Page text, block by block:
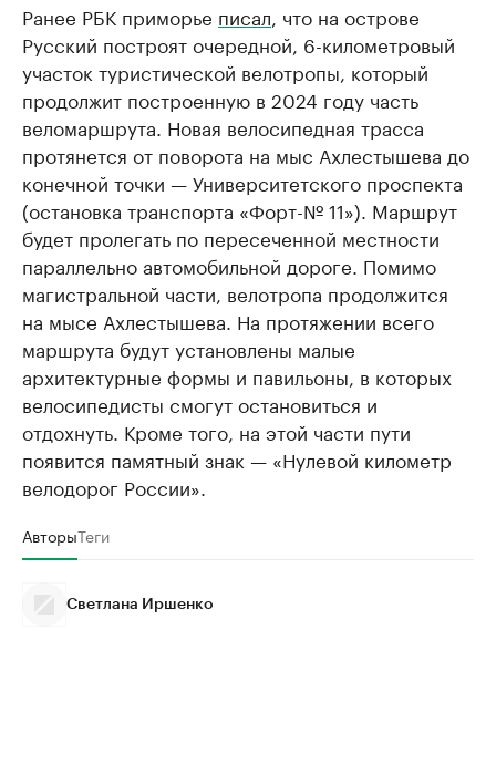
Ранее РБК приморье писал , что на острове
Русский построят очередной, 6-километровый
участок туристической велотропы, который
продолжит построенную в 2024 году часть
веломаршрута. Новая велосипедная трасса
протянется от поворота на мыс Ахлестышева до
конечной точки — Университетского проспекта
(остановка транспорта «Форт-№ 11»). Маршрут
будет пролегать по пересеченной местности
параллельно автомобильной дороге. Помимо
магистральной части, велотропа продолжится
на мысе Ахлестышева. На протяжении всего
маршрута будут установлены малые
архитектурные формы и павильоны, в которых
велосипедисты смогут остановиться и
отдохнуть. Кроме того, на этой части пути
появится памятный знак — «Нулевой километр
велодорог России».
АвторыТеги
Светлана Иршенко